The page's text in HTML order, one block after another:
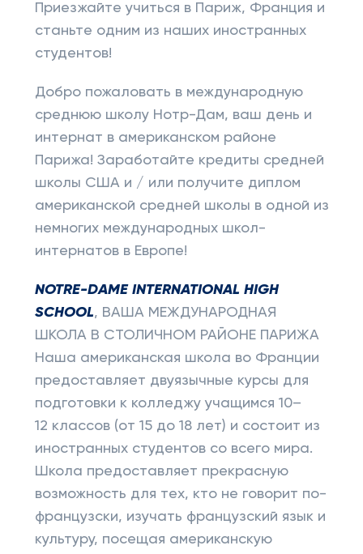
Приезжайте учиться в Париж, Франция и
станьте одним из наших иностранных
студентов!
Добро пожаловать в международную
среднюю школу Нотр-Дам, ваш день и
интернат в американском районе
Парижа! Заработайте кредиты средней
школы США и / или получите диплом
американской средней школы в одной из
немногих международных школ-
интернатов в Европе!
NOTRE-DAME INTERNATIONAL HIGH
SCHOOL, ВАША МЕЖДУНАРОДНАЯ
ШКОЛА В СТОЛИЧНОМ РАЙОНЕ ПАРИЖА
Наша американская школа во Франции
предоставляет двуязычные курсы для
подготовки к колледжу учащимся 10–
12 классов (от 15 до 18 лет) и состоит из
иностранных студентов со всего мира.
Школа предоставляет прекрасную
возможность для тех, кто не говорит по-
французски, изучать французский язык и
культуру, посещая американскую